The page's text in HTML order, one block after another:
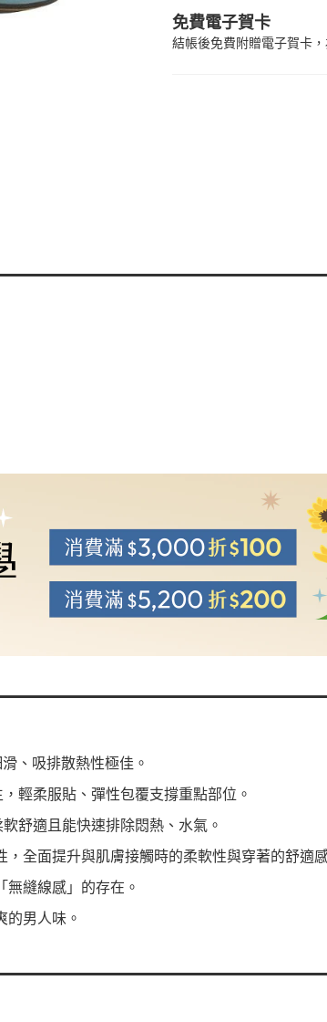
免費電子賀卡
結帳後免費附贈電子賀卡
、吸排散熱性極佳。
輕柔服貼、彈性包覆支撐重點部位。
舒適且能快速排除悶熱、水氣。
全面提升與肌膚接觸時的柔軟性與穿著的舒適
縫線感」的存在。
男人味。